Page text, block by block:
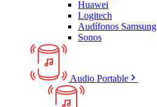
Huawei
Logitech
Audífonos Samsung
Sonos
Audio Portable